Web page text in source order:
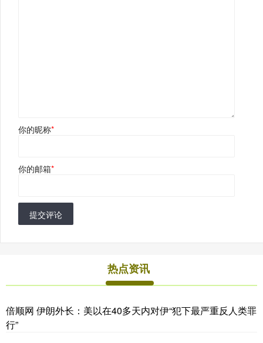
你的昵称*
你的邮箱*
提交评论
热点资讯
倍顺网 伊朗外长：美以在40多天内对伊“犯下最严重反人类罪
行”